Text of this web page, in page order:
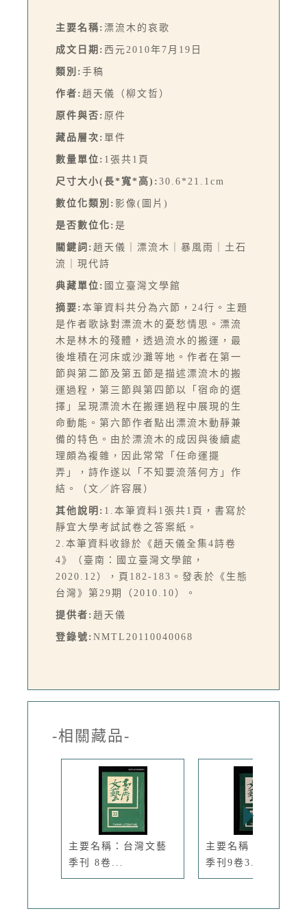
主要名稱: 漂流木的哀歌
成文日期: 西元2010年7月19日
類別: 手稿
作者: 趙天儀（柳文哲）
原件與否: 原件
藏品層次: 單件
數量單位: 1張共1頁
尺寸大小(長*寬*高): 30.6*21.1cm
數位化類別: 影像(圖片)
是否數位化: 是
關鍵詞: 趙天儀｜漂流木｜暴風雨｜土石
流｜現代詩
典藏單位: 國立臺灣文學館
摘要: 本筆資料共分為六節，24行。主題
是作者歌詠對漂流木的憂愁情思。漂流
木是林木的殘體，透過流水的搬運，最
後堆積在河床或沙灘等地。作者在第一
節與第二節及第五節是描述漂流木的搬
運過程，第三節與第四節以「宿命的選
擇」呈現漂流木在搬運過程中展現的生
命動能。第六節作者點出漂流木動靜兼
備的特色。由於漂流木的成因與後續處
理頗為複雜，因此常常「任命運擺
弄」，詩作遂以「不知要流落何方」作
結。（文／許容展）
其他說明: 1.本筆資料1張共1頁，書寫於
靜宜大學考試試卷之答案紙。
2.本筆資料收錄於《趙天儀全集4詩卷
4》（臺南：國立臺灣文學館，
2020.12），頁182-183。發表於《生態
台灣》第29期（2010.10）。
提供者: 趙天儀
登錄號: NMTL20110040068
-相關藏品-
主要名稱：台灣文藝
季刊 8卷...
主要名稱：臺灣文藝
季刊9卷3...